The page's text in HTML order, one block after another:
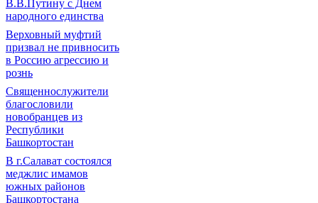
В.В.Путину с Днем
народного единства
Верховный муфтий
призвал не привносить
в Россию агрессию и
рознь
Священнослужители
благословили
новобранцев из
Республики
Башкортостан
В г.Салават состоялся
меджлис имамов
южных районов
Башкортостана